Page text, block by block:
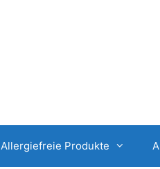
Allergiefreie Produkte